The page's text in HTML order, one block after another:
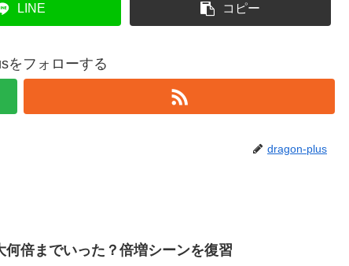
LINE コピー
をフォローする
dragon-plus
倍までいった？倍増シーンを復習